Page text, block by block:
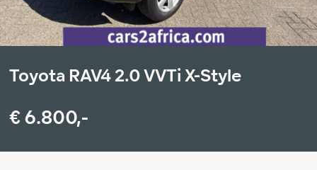
Toyota RAV4 2.0 VVTi X-Style
€ 6.800,-